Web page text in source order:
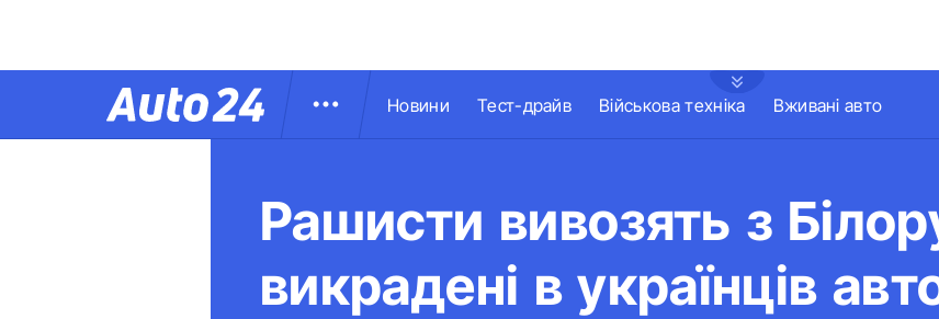
Новини Тест-драйв Військова техніка Вживані авто
Рашисти вивозять з
викрадені в українців